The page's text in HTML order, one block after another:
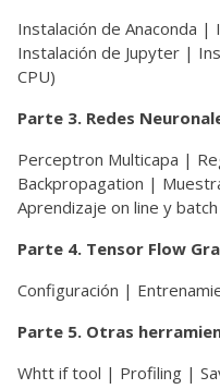
Instalación de Anaconda |
Instalación de Jupyter |
CPU)
Parte 3. Redes
Perceptron Multicapa |
Backpropagation |
Aprendizaje on line y
Parte 4. Tensor Flow
Configuración |
Parte 5. Otras
Whtt if tool | Profiling |